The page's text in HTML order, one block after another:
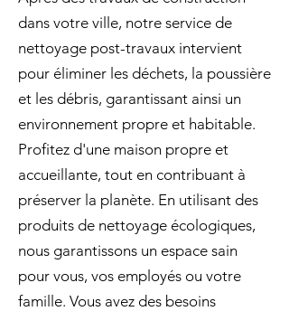
dans votre ville, notre service de
nettoyage post-travaux intervient
pour éliminer les déchets, la poussière
et les débris, garantissant ainsi un
environnement propre et habitable.
Profitez d'une maison propre et
accueillante, tout en contribuant à
préserver la planète. En utilisant des
produits de nettoyage écologiques,
nous garantissons un espace sain
pour vous, vos employés ou votre
famille. Vous avez des besoins